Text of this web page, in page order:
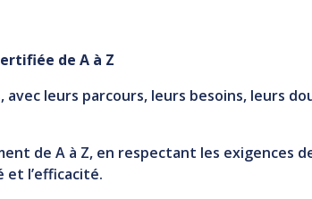
de A à Z
avec leurs parcours, leurs besoins,
de A à Z, en respectant les exigences
et l’efficacité.